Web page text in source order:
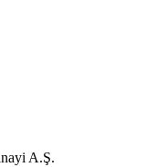
A.Ş.